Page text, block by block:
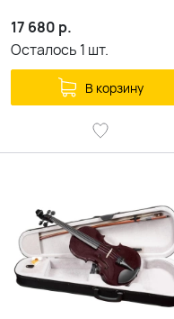
17 680 р.
Осталось 1 шт.
В корзину